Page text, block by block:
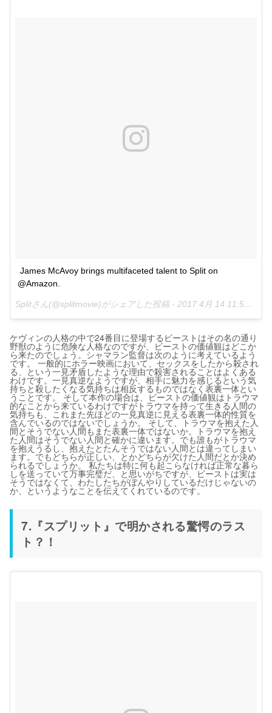
James McAvoy brings multifaceted talent to Split on
@Amazon.
Splitさん(@splitmovie)がシェアした投稿 - 2017 4月 14 11:53午前 PDT
ケヴィンの人格の中で24番目に登場するビーストはその名の通り
野獣のように危険な人格なのですが、ビーストの価値観はどこか
ら来たのでしょう。シャマラン監督は次のように考えているよう
です。 一般的にホラー映画において、セックスをしたから殺され
る、という一見矛盾したような理由で殺害されることはよくある
わけです。一見真逆なようですが、相手に魅力を感じるという気
持ちと殺したくなる気持ちは相反するものではなく表裏一体とい
うことです。 そして本作の場合は、ビーストの価値観はトラウマ
的なことから来ているわけですがトラウマを持って生きる人間の
気持ちも、これまた先ほどの一見真逆に見える表裏一体的性質を
含んでいるのではないでしょうか。 そして、トラウマを抱えた人
間とそうでない人間もまた表裏一体ではないか。トラウマを抱え
た人間はそうでない人間と確かに違います。でも誰もがトラウマ
を抱えうるし、抱えたとたんそうではない人間とは違ってしまい
ます。でもどちらが正しい、とかどちらが欠けた人間だとか決め
られるでしょうか。 私たちは特に何も起こらなければ正常な暮ら
しを送っていて万事完璧だ、と思いがちですが、ビーストは実は
そうではなくて、わたしたちがぼんやりしているだけじゃないの
か、というようなことを伝えてくれているのです。
7.『スプリット』で明かされる驚愕のラス
ト？！